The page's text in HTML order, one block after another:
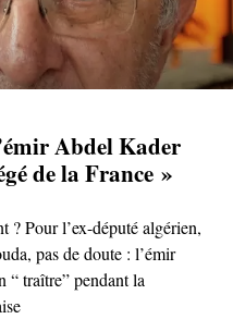
Abdel Kader
de la France »
? Pour l’ex-député algérien,
pas de doute : l’émir
traître” pendant la